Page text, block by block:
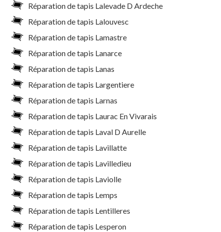
Réparation de tapis Lalevade D Ardeche
Réparation de tapis Lalouvesc
Réparation de tapis Lamastre
Réparation de tapis Lanarce
Réparation de tapis Lanas
Réparation de tapis Largentiere
Réparation de tapis Larnas
Réparation de tapis Laurac En Vivarais
Réparation de tapis Laval D Aurelle
Réparation de tapis Lavillatte
Réparation de tapis Lavilledieu
Réparation de tapis Laviolle
Réparation de tapis Lemps
Réparation de tapis Lentilleres
Réparation de tapis Lesperon